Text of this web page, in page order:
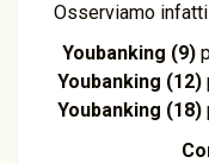
Osserviamo
Youbanking (9)
Youbanking (12)
Youbanking (18)